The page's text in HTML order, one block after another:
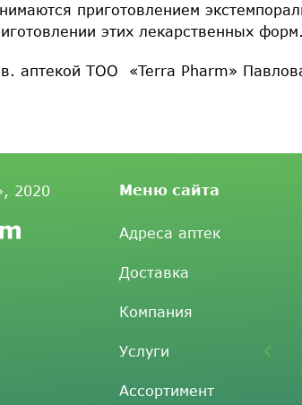
приготовлением
этих лекарственных форм.
аптекой ТОО «Terra Pharm»
2020 Меню сайта
Адреса аптек
Доставка
Компания
Услуги
Ассортимент